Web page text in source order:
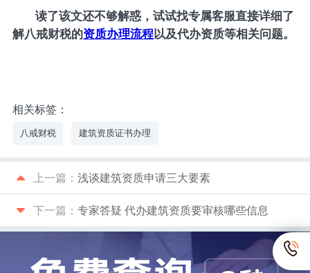
读了该文还不够解惑，试试找专属客服直接详细了
解八戒财税的资质办理流程以及代办资质等相关问题。
相关标签：
八戒财税 建筑资质证书办理
上一篇： 浅谈建筑资质申请三大要素
下一篇： 专家答疑 代办建筑资质要审核哪些信息